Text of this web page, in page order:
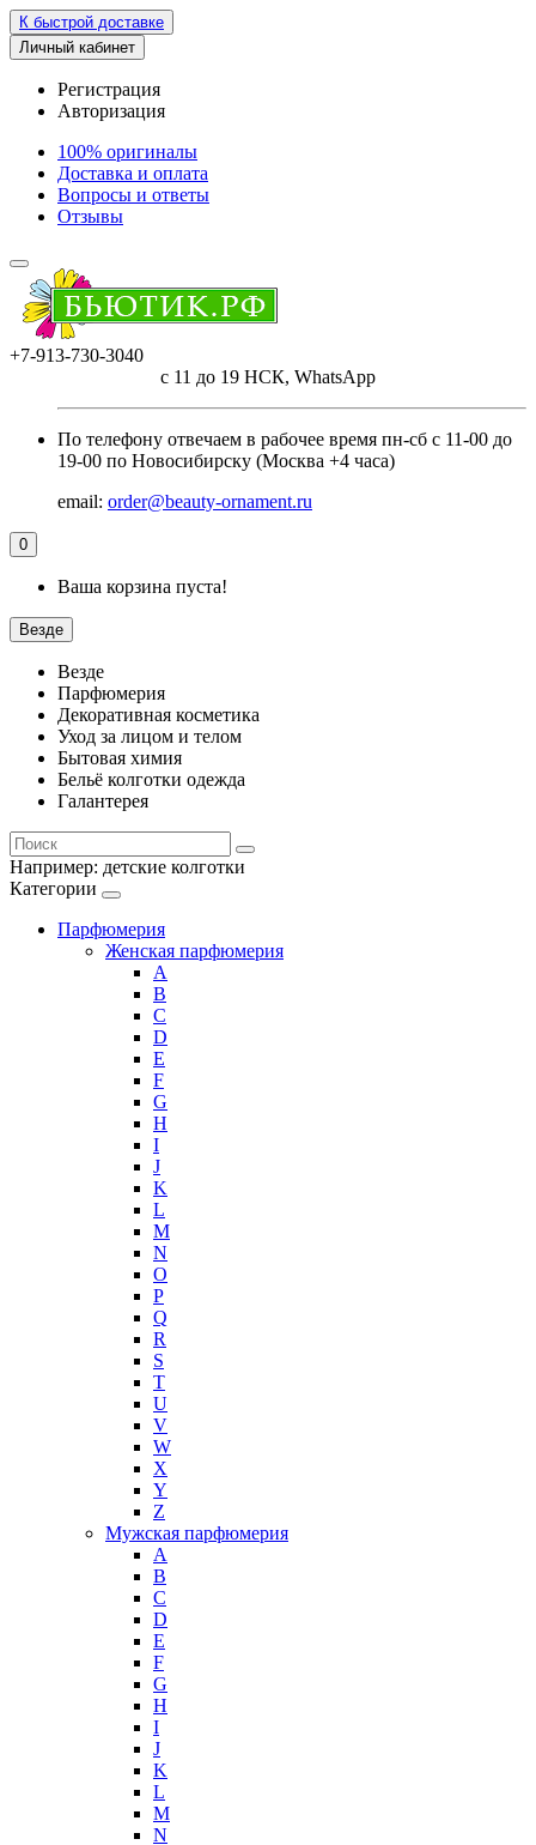
К быстрой доставке
Личный кабинет
Регистрация
Авторизация
100% оригиналы
Доставка и оплата
Вопросы и ответы
Отзывы
+7-913-730-3040
с 11 до 19 НСК, WhatsApp
По телефону отвечаем в рабочее время пн-сб с 11-00 до
19-00 по Новосибирску (Москва +4 часа)
email: order@beauty-ornament.ru
0
Ваша корзина пуста!
Везде
Везде
Парфюмерия
Декоративная косметика
Уход за лицом и телом
Бытовая химия
Бельё колготки одежда
Галантерея
Например: детские колготки
Категории
Парфюмерия
Женская парфюмерия
A
B
C
D
E
F
G
H
I
J
K
L
M
N
O
P
Q
R
S
T
U
V
W
X
Y
Z
Мужская парфюмерия
A
B
C
D
E
F
G
H
I
J
K
L
M
N